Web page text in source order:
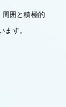
囲と積極的
す。